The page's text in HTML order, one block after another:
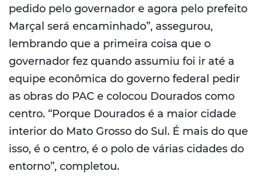
pedido pelo governador e agora pelo prefeito
Marçal será encaminhado”, assegurou,
lembrando que a primeira coisa que o
governador fez quando assumiu foi ir até a
equipe econômica do governo federal pedir
as obras do PAC e colocou Dourados como
centro. “Porque Dourados é a maior cidade
interior do Mato Grosso do Sul. É mais do que
isso, é o centro, é o polo de várias cidades do
entorno”, completou.